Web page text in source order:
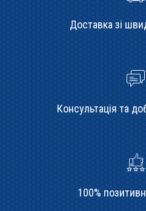
Доставка зі
Консультація та
100%